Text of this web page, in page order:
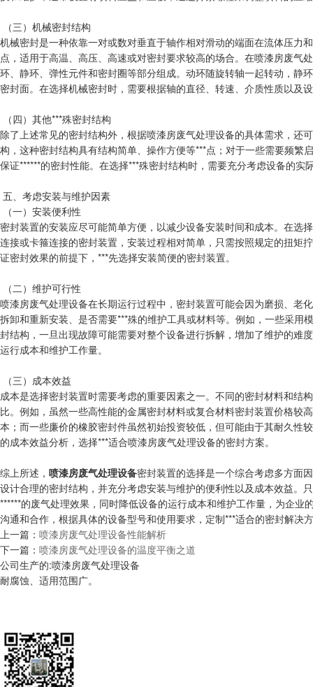
（三）机械密封结构
机械密封是一种依靠一对或数对垂直于轴作相对滑动的端面在流体压力
点，适用于高温、高压、高速或对密封要求较高的场合。在喷漆房废
环、静环、弹性元件和密封圈等部分组成。动环随旋转轴一起转动，静
密封面。在选择机械密封时，需要根据轴的直径、转速、介质性质以
（四）其他***殊密封结构
除了上述常见的密封结构外，根据喷漆房废气处理设备的具体需求，还
构，这种密封结构具有结构简单、操作方便等***点；对于一些需要频
保证******的密封性能。在选择***殊密封结构时，需要充分考虑设备的
五、考虑安装与维护因素
（一）安装便利性
密封装置的安装应尽可能简单方便，以减少设备安装时间和成本。在选
连接或卡箍连接的密封装置，安装过程相对简单，只需按照规定的扭矩
证密封效果的前提下，***先选择安装简便的密封装置。
（二）维护可行性
喷漆房废气处理设备在长期运行过程中，密封装置可能会因为磨损、老
拆卸和重新安装、是否需要***殊的维护工具或材料等。例如，一些采
封结构，一旦出现故障可能需要对整个设备进行拆解，增加了维护的难
运行成本和维护工作量。
（三）成本效益
成本是选择密封装置时需要考虑的重要因素之一。不同的密封材料和结
比。例如，虽然一些高性能的金属密封材料或复合材料密封装置价格较
本；而一些廉价的橡胶密封件虽然初始投资较低，但可能由于其耐久性
的成本效益分析，选择***适合喷漆房废气处理设备的密封方案。
综上所述， 喷漆房废气处理设备密封装置的选择是一个综合考虑多方面
设计合理的密封结构，并充分考虑安装与维护的便利性以及成本效益。
******的废气处理效果，同时降低设备的运行成本和维护工作量，为企
沟通和合作，根据具体的设备型号和使用要求，定制***适合的密封解决
上一篇： 喷漆房废气处理设备性能解析
下一篇： 喷漆房废气处理设备的温度平衡之道
公司生产的:喷漆房废气处理设备
耐腐蚀、适用范围广。